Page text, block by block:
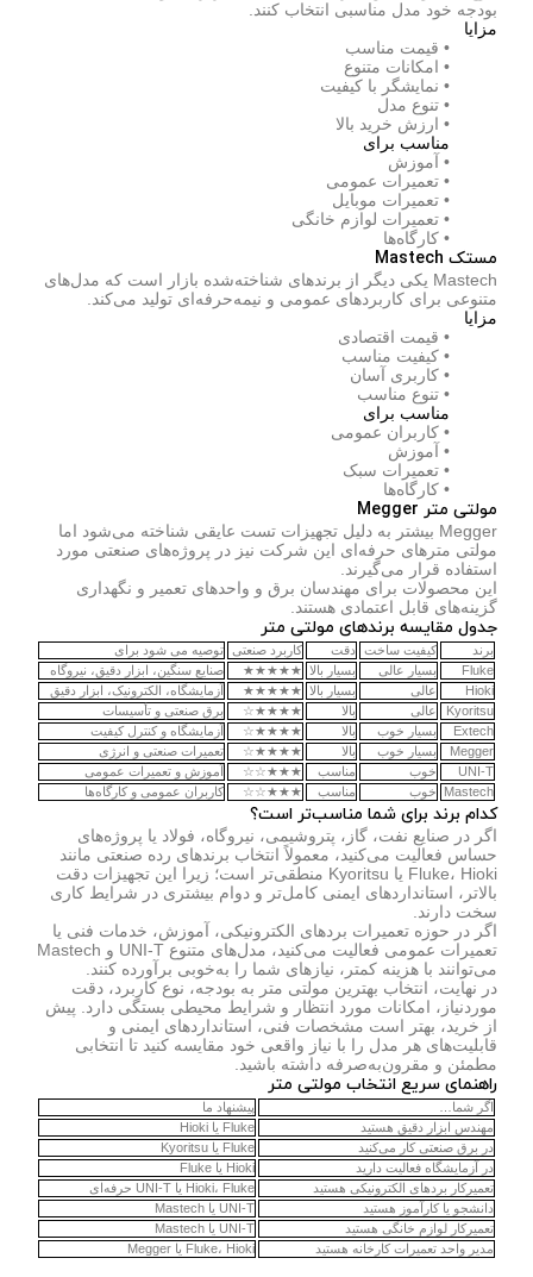
بودجه خود مدل مناسبی انتخاب کنند.
مزایا
• قیمت مناسب
• امکانات متنوع
• نمایشگر با کیفیت
• تنوع مدل
• ارزش خرید بالا
مناسب برای
• آموزش
• تعمیرات عمومی
• تعمیرات موبایل
• تعمیرات لوازم خانگی
• کارگاه‌ها
مستک Mastech
Mastech یکی دیگر از برندهای شناخته‌شده بازار است که مدل‌های
متنوعی برای کاربردهای عمومی و نیمه‌حرفه‌ای تولید می‌کند.
مزایا
• قیمت اقتصادی
• کیفیت مناسب
• کاربری آسان
• تنوع مناسب
مناسب برای
• کاربران عمومی
• آموزش
• تعمیرات سبک
• کارگاه‌ها
مولتی متر Megger
Megger بیشتر به دلیل تجهیزات تست عایقی شناخته می‌شود اما
مولتی مترهای حرفه‌ای این شرکت نیز در پروژه‌های صنعتی مورد
استفاده قرار می‌گیرند.
این محصولات برای مهندسان برق و واحدهای تعمیر و نگهداری
گزینه‌های قابل اعتمادی هستند.
جدول مقایسه برندهای مولتی متر
برند کیفیت ساخت دقت کاربرد صنعتی
توصیه می شود برای
Fluke
بسیار عالی بسیار بالا ★★★★★
صنایع سنگین، ابزار دقیق، نیروگاه
Hioki
عالی بسیار بالا ★★★★★
آزمایشگاه، الکترونیک، ابزار دقیق
Kyoritsu
عالی بالا ★★★★☆
برق صنعتی و تأسیسات
Extech
بسیار خوب بالا ★★★★☆
آزمایشگاه و کنترل کیفیت
Megger
بسیار خوب بالا ★★★★☆
تعمیرات صنعتی و انرژی
UNI-T
خوب مناسب ★★★☆☆
آموزش و تعمیرات عمومی
Mastech
خوب مناسب ★★★☆☆ کاربران عمومی و کارگاه‌ها
کدام برند برای شما مناسب‌تر است؟
اگر در صنایع نفت، گاز، پتروشیمی، نیروگاه، فولاد یا پروژه‌های
حساس فعالیت می‌کنید، معمولاً انتخاب برندهای رده صنعتی مانند
Fluke، Hioki یا Kyoritsu منطقی‌تر است؛ زیرا این تجهیزات دقت
بالاتر، استانداردهای ایمنی کامل‌تر و دوام بیشتری در شرایط کاری
سخت دارند.
اگر در حوزه تعمیرات بردهای الکترونیکی، آموزش، خدمات فنی یا
تعمیرات عمومی فعالیت می‌کنید، مدل‌های متنوع UNI-T و Mastech
می‌توانند با هزینه کمتر، نیازهای شما را به‌خوبی برآورده کنند.
در نهایت، انتخاب بهترین مولتی متر به بودجه، نوع کاربرد، دقت
موردنیاز، امکانات مورد انتظار و شرایط محیطی بستگی دارد. پیش
از خرید، بهتر است مشخصات فنی، استانداردهای ایمنی و
قابلیت‌های هر مدل را با نیاز واقعی خود مقایسه کنید تا انتخابی
مطمئن و مقرون‌به‌صرفه داشته باشید.
راهنمای سریع انتخاب مولتی متر
اگر شما
پیشنهاد ما
مهندس ابزار دقیق هستید
Fluke یا Hioki
در برق صنعتی کار می‌کنید
Fluke یا Kyoritsu
در آزمایشگاه فعالیت دارید
Hioki یا Fluke
تعمیرکار بردهای الکترونیکی هستید
Hioki، Fluke یا UNI-T حرفه‌ای
دانشجو یا کارآموز هستید
UNI-T یا Mastech
تعمیرکار لوازم خانگی هستید
UNI-T یا Mastech
مدیر واحد تعمیرات کارخانه هستید
Fluke، Hioki یا Megger